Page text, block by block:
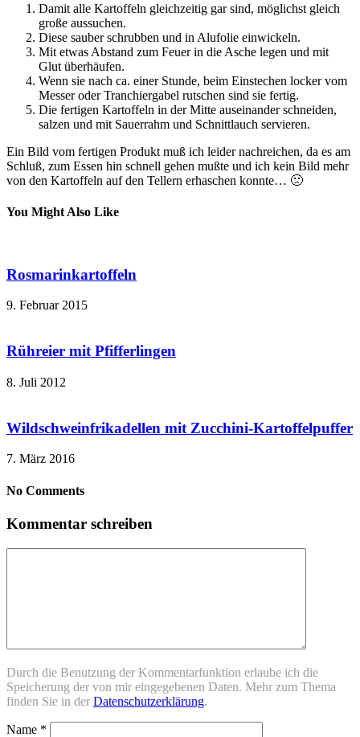
Damit alle Kartoffeln gleichzeitig gar sind, möglichst gleich
große aussuchen.
Diese sauber schrubben und in Alufolie einwickeln.
Mit etwas Abstand zum Feuer in die Asche legen und mit
Glut überhäufen.
Wenn sie nach ca. einer Stunde, beim Einstechen locker vom
Messer oder Tranchiergabel rutschen sind sie fertig.
Die fertigen Kartoffeln in der Mitte auseinander schneiden,
salzen und mit Sauerrahm und Schnittlauch servieren.
Ein Bild vom fertigen Produkt muß ich leider nachreichen, da es am
Schluß, zum Essen hin schnell gehen mußte und ich kein Bild mehr
von den Kartoffeln auf den Tellern erhaschen konnte… 🙁
You Might Also Like
Rosmarinkartoffeln
9. Februar 2015
Rühreier mit Pfifferlingen
8. Juli 2012
Wildschweinfrikadellen mit Zucchini-Kartoffelpuffer
7. März 2016
No Comments
Kommentar schreiben
Durch die Benutzung der Kommentarfunktion erlaube ich die
Speicherung der von mir eingegebenen Daten. Mehr zum Thema
finden Sie in der Datenschutzerklärung.
Name *